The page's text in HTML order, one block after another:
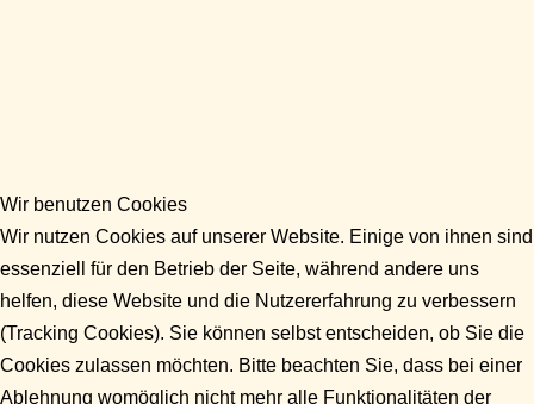
Wir benutzen Cookies
Wir nutzen Cookies auf unserer Website. Einige von ihnen sind
essenziell für den Betrieb der Seite, während andere uns
helfen, diese Website und die Nutzererfahrung zu verbessern
(Tracking Cookies). Sie können selbst entscheiden, ob Sie die
Cookies zulassen möchten. Bitte beachten Sie, dass bei einer
Ablehnung womöglich nicht mehr alle Funktionalitäten der